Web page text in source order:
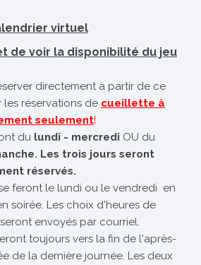
virtuel
de voir la disponibilité du jeu
directement à partir de ce
réservations de cueillette à
seulement!
du lundi - mercredi OU du
Les trois jours seront
réservés.
feront le lundi ou le vendredi en
soirée. Les choix d'heures de
envoyés par courriel.
toujours vers la fin de l'après-
de la dernière journée. Les deux